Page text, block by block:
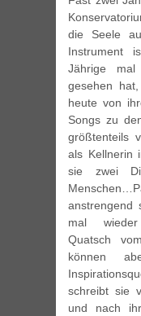
die Seele
Instrument
Jährige
gesehen
heute von
Songs zu
größtenteils
als Kellnerin
sie zwei
anstrengend
mal wieder
Quatsch
können
schreibt sie
und nach